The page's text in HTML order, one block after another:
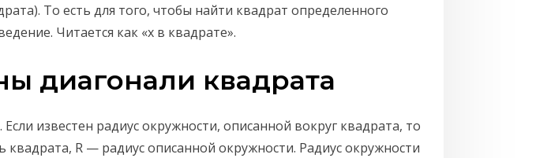
То есть для того, чтобы найти квадрат определенного
Читается как «x в квадрате».
диагонали квадрата
известен радиус окружности, описанной вокруг квадрата, то
R — радиус описанной окружности. Радиус окружности